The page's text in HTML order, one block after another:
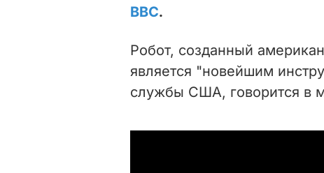
BBC.
Робот, созданный
является "новейшим
службы США, говорится в